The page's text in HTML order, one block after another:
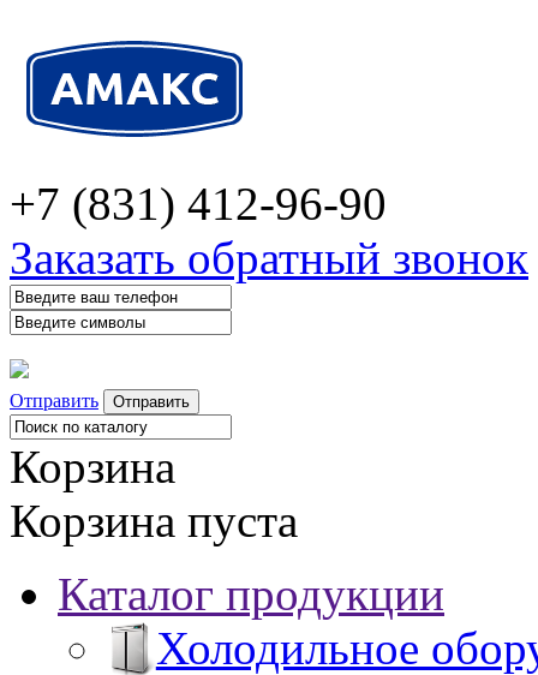
+7 (831) 412-96-90
Заказать обратный звонок
Отправить
Корзина
Корзина пуста
Каталог продукции
Холодильное